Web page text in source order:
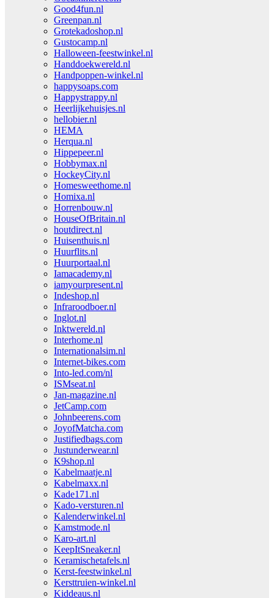
Good4fun.nl
Greenpan.nl
Grotekadoshop.nl
Gustocamp.nl
Halloween-feestwinkel.nl
Handdoekwereld.nl
Handpoppen-winkel.nl
happysoaps.com
Happystrappy.nl
Heerlijkehuisjes.nl
hellobier.nl
HEMA
Herqua.nl
Hippepeer.nl
Hobbymax.nl
HockeyCity.nl
Homesweethome.nl
Homixa.nl
Horrenbouw.nl
HouseOfBritain.nl
houtdirect.nl
Huisenthuis.nl
Huurflits.nl
Huurportaal.nl
Iamacademy.nl
iamyourpresent.nl
Indeshop.nl
Infraroodboer.nl
Inglot.nl
Inktwereld.nl
Interhome.nl
Internationalsim.nl
Internet-bikes.com
Into-led.com/nl
ISMseat.nl
Jan-magazine.nl
JetCamp.com
Johnbeerens.com
JoyofMatcha.com
Justifiedbags.com
Justunderwear.nl
K9shop.nl
Kabelmaatje.nl
Kabelmaxx.nl
Kade171.nl
Kado-versturen.nl
Kalenderwinkel.nl
Kamstmode.nl
Karo-art.nl
KeepItSneaker.nl
Keramischetafels.nl
Kerst-feestwinkel.nl
Kersttruien-winkel.nl
Kiddeaus.nl